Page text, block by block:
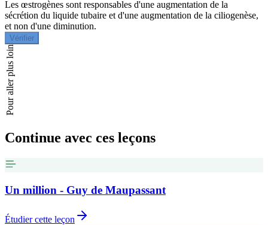
Les œstrogènes sont responsables d'une augmentation de la
sécrétion du liquide tubaire et d'une augmentation de la ciliogenèse,
et non d'une diminution.
Vérifier
Pour aller plus loin
Continue avec ces leçons
Un million - Guy de Maupassant
Étudier cette leçon